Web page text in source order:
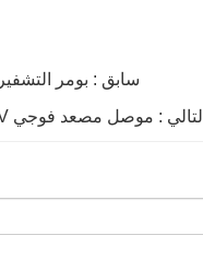
سابق : بومر التشفير TDP 0.2 LT-4
التالي : موصل مصعد فوجي SC-03 AC110V